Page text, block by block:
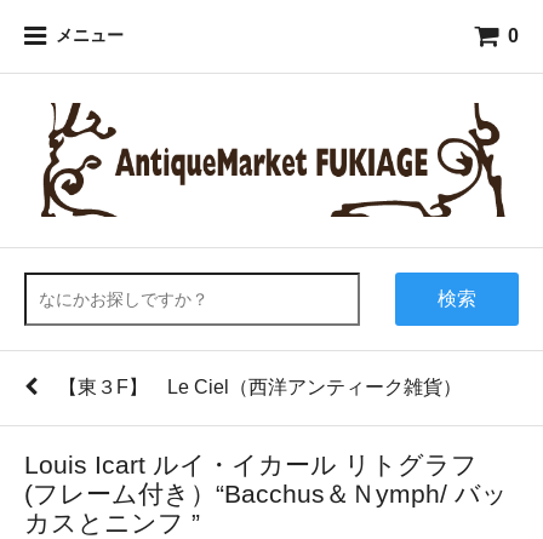
メニュー 0
検索
【東３F】 Le Ciel（西洋アンティーク雑貨）
Louis Icart ルイ・イカール リトグラフ
(フレーム付き）“Bacchus＆Ｎymph/ バッ
カスとニンフ ”